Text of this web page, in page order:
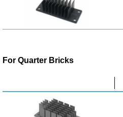
For Quarter Bricks